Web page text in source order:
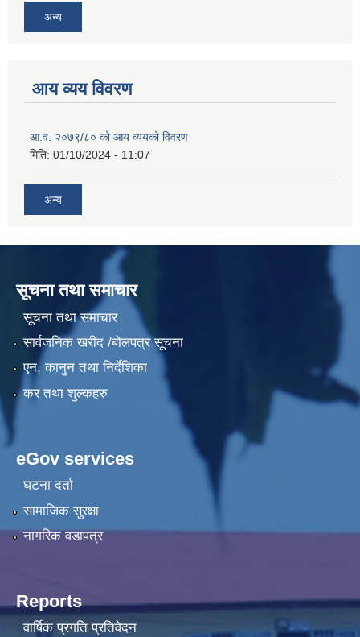
अन्य
आय व्यय विवरण
आ.व. २०७९/८० को आय व्ययको विवरण
मिति: 01/10/2024 - 11:07
अन्य
सूचना तथा समाचार
सूचना तथा समाचार
सार्वजनिक खरीद /बोलपत्र सूचना
एन, कानुन तथा निर्देशिका
कर तथा शुल्कहरु
eGov services
घटना दर्ता
सामाजिक सुरक्षा
नागरिक वडापत्र
Reports
वार्षिक प्रगति प्रतिवेदन